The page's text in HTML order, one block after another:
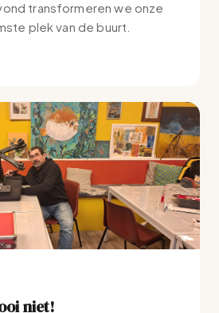
transformeren we onze
plek van de buurt.
niet!